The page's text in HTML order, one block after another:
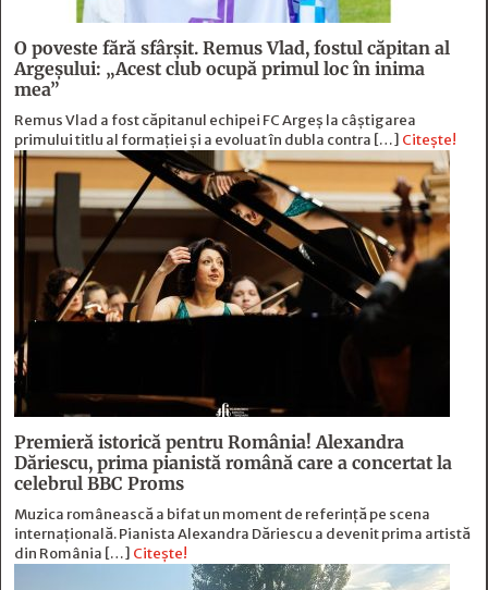
O poveste fără sfârşit. Remus Vlad, fostul căpitan al
Argeşului: „Acest club ocupă primul loc în inima
mea”
Remus Vlad a fost căpitanul echipei FC Argeș la câștigarea
primului titlu al formației și a evoluat în dubla contra […] Citește!
Premieră istorică pentru România! Alexandra
Dăriescu, prima pianistă română care a concertat la
celebrul BBC Proms
Muzica românească a bifat un moment de referință pe scena
internațională. Pianista Alexandra Dăriescu a devenit prima artistă
din România […] Citește!